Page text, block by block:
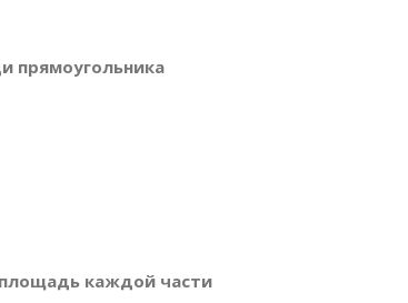
прямоугольника
площадь каждой части